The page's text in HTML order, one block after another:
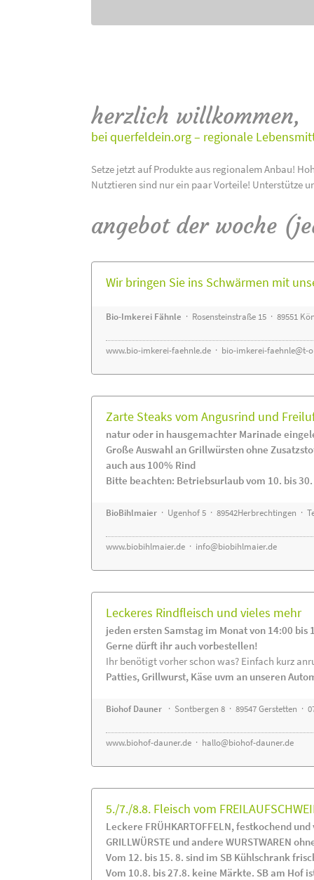
herzlich willkommen,
bei querfeldein.org – regionale
Setze jetzt auf Produkte aus regionalem Anbau!
Nutztieren sind nur ein paar Vorteile! Unterstütze
angebot der woche
Wir bringen Sie ins Schwärmen mit
Bio-Imkerei Fähnle · Rosensteinstraße 15 · 89551
www.bio-imkerei-faehnle.de · bio-imkerei-faehnle@t-
Zarte Steaks vom Angusrind und
natur oder in hausgemachter Marinade
Große Auswahl an Grillwürsten ohne
auch aus 100% Rind
Bitte beachten: Betriebsurlaub vom 10. bis
BioBihlmaier · Ugenhof 5 · 89542Herbrechtingen ·
www.biobihlmaier.de · info@biobihlmaier.de
Leckeres Rindfleisch und vieles mehr
jeden ersten Samstag im Monat von 14:00 bis
Gerne dürft ihr auch vorbestellen!
Ihr benötigt vorher schon was? Einfach kurz
Patties, Grillwurst, Käse uvm an unseren
Biohof Dauner · Sontbergen 8 · 89547 Gerstetten ·
www.biohof-dauner.de · hallo@biohof-dauner.de
5./7./8.8. Fleisch vom
Leckere FRÜHKARTOFFELN, festkochend
GRILLWÜRSTE und andere WURSTWAREN
Vom 12. bis 15. 8. sind im SB Kühlschrank
Vom 10.8. bis 27.8. keine Märkte. SB am Hof